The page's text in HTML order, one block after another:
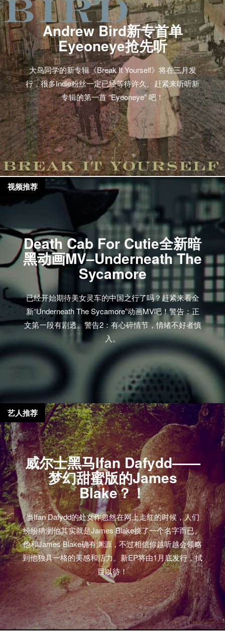
Andrew Bird新专首单
Eyeoneye抢先听
大鸟同学的新专辑《Break It Yourself》将在三月发
行，很多Indie粉丝一定已经等待许久。赶紧来听听新
专辑的第一首 “Eyeoneye” 吧！
Death Cab For Cutie全新暗
黑动画MV–Underneath The
Sycamore
已经开始期待美女灵车的中国之行了吗？赶紧来看全
新“Underneath The Sycamore”动画MV吧！警告：正
文第一段有剧透。警告2：有心碎情节，情绪不好者慎
入。
视频推荐
威尔士黑马Ifan Dafydd——
梦幻甜蜜版的James
Blake？！
当Ifan Dafydd的处女作忽然在网上走红的时候，人们
纷纷猜测他其实就是James Blake换了一个名字而已。
他和James Blake确有渊源，不过相信你越听越会领略
到他独具一格的美感和活力。新EP将由1月底发行，拭
目以待！
艺人推荐